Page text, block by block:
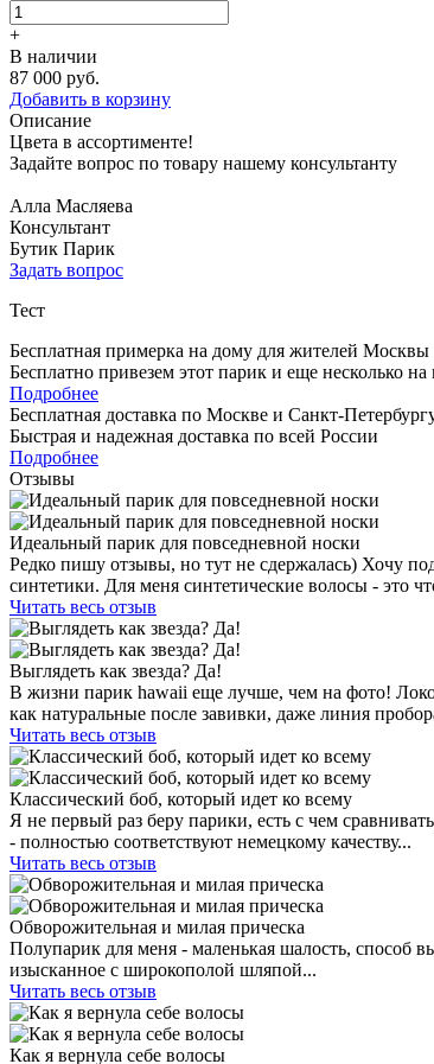
+
В наличии
87 000 руб.
Добавить в корзину
Описание
Цвета в ассортименте!
Задайте вопрос по товару нашему консультанту
Алла Масляева
Консультант
Бутик Парик
Задать вопрос
Тест
Бесплатная примерка на дому для жителей Москвы
Бесплатно привезем этот парик и еще несколько
Подробнее
Бесплатная доставка по Москве и Санкт-
Быстрая и надежная доставка по всей России
Подробнее
Отзывы
Идеальный парик для повседневной носки
Редко пишу отзывы, но тут не сдержалась) Хочу
синтетики. Для меня синтетические волосы - это
Читать весь отзыв
Выглядеть как звезда? Да!
В жизни парик hawaii еще лучше, чем на фото!
как натуральные после завивки, даже линия
Читать весь отзыв
Классический боб, который идет ко всему
Я не первый раз беру парики, есть с чем
- полностью соответствуют немецкому качеству...
Читать весь отзыв
Обворожительная и милая прическа
Полупарик для меня - маленькая шалость, способ
изысканное с широкополой шляпой...
Читать весь отзыв
Как я вернула себе волосы